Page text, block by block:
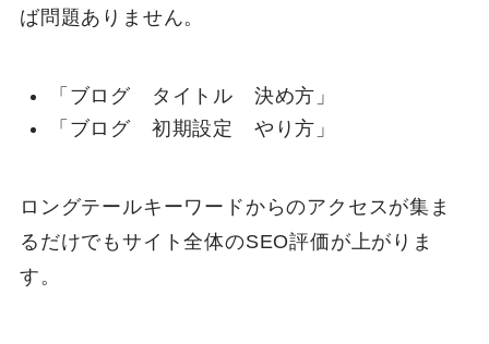
ば問題ありません。
「ブログ タイトル 決め方」
「ブログ 初期設定 やり方」
ロングテールキーワードからのアクセスが集ま
るだけでもサイト全体のSEO評価が上がりま
す。